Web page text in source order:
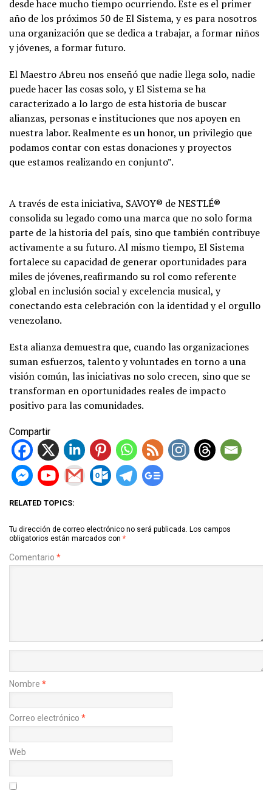
desde hace mucho tiempo ocurriendo. Este es el primer
año de los próximos 50 de El Sistema, y es para nosotros
una organización que se dedica a trabajar, a formar niños
y jóvenes, a formar futuro.
El Maestro Abreu nos enseñó que nadie llega solo, nadie
puede hacer las cosas solo, y El Sistema se ha
caracterizado a lo largo de esta historia de buscar
alianzas, personas e instituciones que nos apoyen en
nuestra labor. Realmente es un honor, un privilegio que
podamos contar con estas donaciones y proyectos
que estamos realizando en conjunto”.
A través de esta iniciativa, SAVOY® de NESTLÉ®
consolida su legado como una marca que no solo forma
parte de la historia del país, sino que también contribuye
activamente a su futuro. Al mismo tiempo, El Sistema
fortalece su capacidad de generar oportunidades para
miles de jóvenes,reafirmando su rol como referente
global en inclusión social y excelencia musical, y
conectando esta celebración con la identidad y el orgullo
venezolano.
Esta alianza demuestra que, cuando las organizaciones
suman esfuerzos, talento y voluntades en torno a una
visión común, las iniciativas no solo crecen, sino que se
transforman en oportunidades reales de impacto
positivo para las comunidades.
Compartir
RELATED TOPICS:
Tu dirección de correo electrónico no será publicada. Los campos
obligatorios están marcados con *
Comentario *
Nombre *
Correo electrónico *
Web